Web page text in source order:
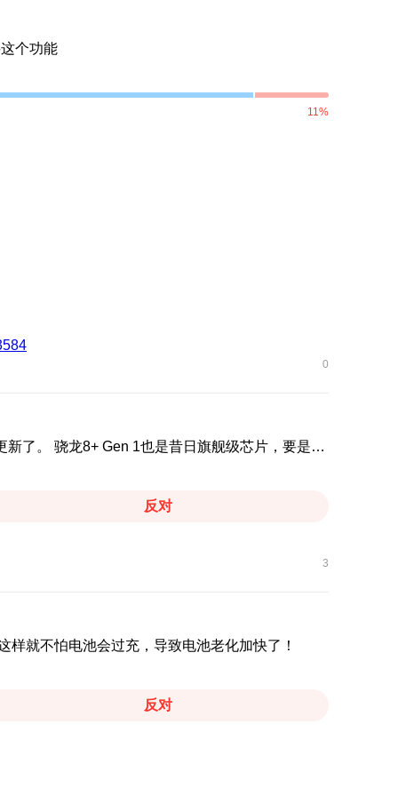
个功能
11%
0
荣耀90pro更新也就1·5年，几千块钱就用了不到2年就不更新了。 骁龙8+ Gen 1也是昔日旗舰级芯片，要是性能也跟的上。 荣耀90pro跟100发布也不差几年，人家100都更新到MagicOS10·0了，我们这些人却停在了Magicos9·0了。 荣耀X80i的天玑6500 Elite这么弱的芯片都更新到Magicos10·0，我们的骁龙8+ Gen 1比它强多少，为什么没有升级！ 下面的图片没什么，但实力在这里摆着！
反对
3
就不怕电池会过充，导致电池老化加快了！
反对